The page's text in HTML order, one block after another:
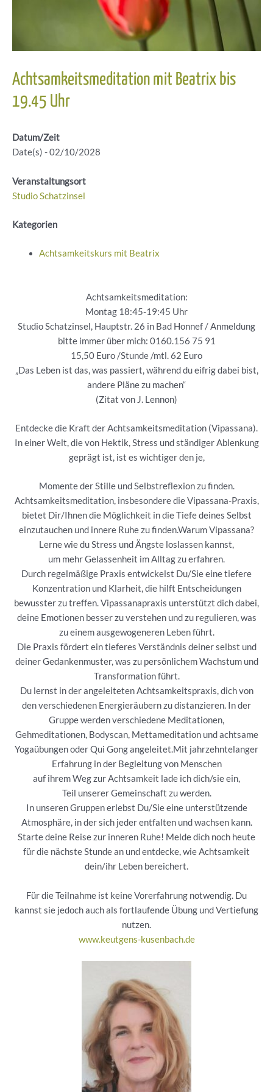
Achtsamkeitsmeditation mit Beatrix bis
19.45 Uhr
Datum/Zeit
Date(s) - 02/10/2028
Veranstaltungsort
Studio Schatzinsel
Kategorien
Achtsamkeitskurs mit Beatrix
Achtsamkeitsmeditation:
Montag 18:45-19:45 Uhr
Studio Schatzinsel, Hauptstr. 26 in Bad Honnef / Anmeldung
bitte immer über mich: 0160.156 75 91
15,50 Euro /Stunde /mtl. 62 Euro
„Das Leben ist das, was passiert, während du eifrig dabei bist,
andere Pläne zu machen“
(Zitat von J. Lennon)
Entdecke die Kraft der Achtsamkeitsmeditation (Vipassana).
In einer Welt, die von Hektik, Stress und ständiger Ablenkung
geprägt ist, ist es wichtiger den je,
Momente der Stille und Selbstreflexion zu finden.
Achtsamkeitsmeditation, insbesondere die Vipassana-Praxis,
bietet Dir/Ihnen die Möglichkeit in die Tiefe deines Selbst
einzutauchen und innere Ruhe zu finden.Warum Vipassana?
Lerne wie du Stress und Ängste loslassen kannst,
um mehr Gelassenheit im Alltag zu erfahren.
Durch regelmäßige Praxis entwickelst Du/Sie eine tiefere
Konzentration und Klarheit, die hilft Entscheidungen
bewusster zu treffen. Vipassanapraxis unterstützt dich dabei,
deine Emotionen besser zu verstehen und zu regulieren, was
zu einem ausgewogeneren Leben führt.
Die Praxis fördert ein tieferes Verständnis deiner selbst und
deiner Gedankenmuster, was zu persönlichem Wachstum und
Transformation führt.
Du lernst in der angeleiteten Achtsamkeitspraxis, dich von
den verschiedenen Energieräubern zu distanzieren. In der
Gruppe werden verschiedene Meditationen,
Gehmeditationen, Bodyscan, Mettameditation und achtsame
Yogaübungen oder Qui Gong angeleitet.Mit jahrzehntelanger
Erfahrung in der Begleitung von Menschen
auf ihrem Weg zur Achtsamkeit lade ich dich/sie ein,
Teil unserer Gemeinschaft zu werden.
In unseren Gruppen erlebst Du/Sie eine unterstützende
Atmosphäre, in der sich jeder entfalten und wachsen kann.
Starte deine Reise zur inneren Ruhe! Melde dich noch heute
für die nächste Stunde an und entdecke, wie Achtsamkeit
dein/ihr Leben bereichert.
Für die Teilnahme ist keine Vorerfahrung notwendig. Du
kannst sie jedoch auch als fortlaufende Übung und Vertiefung
nutzen.
www.keutgens-kusenbach.de